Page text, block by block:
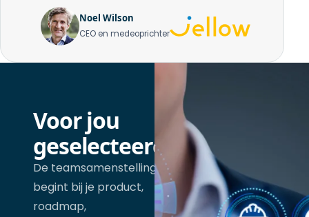
Noel Wilson
CEO en medeoprichter
Voor jou
geselecteerd
De teamsamenstelling
begint bij je product,
roadmap,